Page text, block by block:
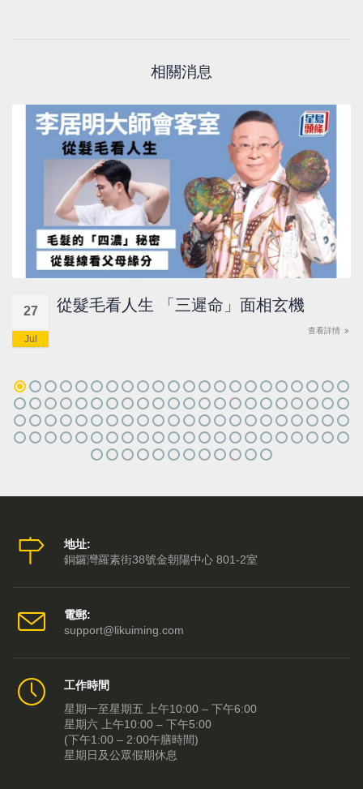
相關消息
27
Jul
從髮毛看人生 「三遲命」面相玄機
查看詳情
地址:
銅鑼灣羅素街38號金朝陽中心 801-2室
電郵:
support@likuiming.com
工作時間
星期一至星期五 上午10:00 – 下午6:00
星期六 上午10:00 – 下午5:00
(下午1:00 – 2:00午膳時間)
星期日及公眾假期休息